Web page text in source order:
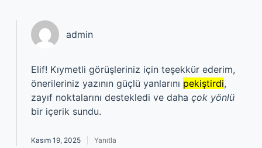
admin
Elif! Kıymetli görüşleriniz için teşekkür ederim,
önerileriniz yazının güçlü yanlarını pekiştirdi,
zayıf noktalarını destekledi ve daha çok yönlü
bir içerik sundu.
Kasım 19, 2025 Yanıtla